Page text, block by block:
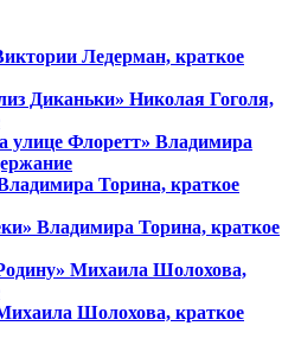
Ледерман, краткое
Диканьки» Николая Гоголя,
улице Флоретт» Владимира
Торина, краткое
Владимира Торина, краткое
Михаила Шолохова,
Шолохова, краткое